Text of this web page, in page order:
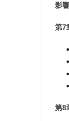
影
第7
第8